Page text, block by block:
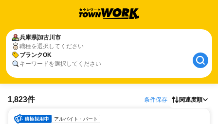
兵庫県加古川市
職種を選択してください
ブランクOK
キーワードを選択してください
1,823件 条件保存 関連度順
アルバイト・パート